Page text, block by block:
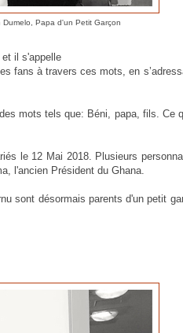
Papa d'un Petit Garçon
il s'appelle
fans à travers ces mots, en
mots tels que: Béni, papa, fils. Ce
le 12 Mai 2018. Plusieurs
l'ancien Président du Ghana.
sont désormais parents d'un petit